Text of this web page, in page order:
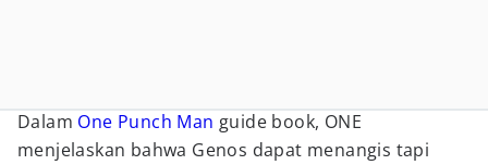
Dalam One Punch Man guide book, ONE
menjelaskan bahwa Genos dapat menangis tapi